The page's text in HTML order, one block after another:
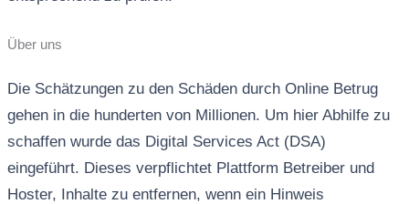
Über uns
Die Schätzungen zu den Schäden durch Online Betrug
gehen in die hunderten von Millionen. Um hier Abhilfe zu
schaffen wurde das Digital Services Act (DSA)
eingeführt. Dieses verpflichtet Plattform Betreiber und
Hoster, Inhalte zu entfernen, wenn ein Hinweis